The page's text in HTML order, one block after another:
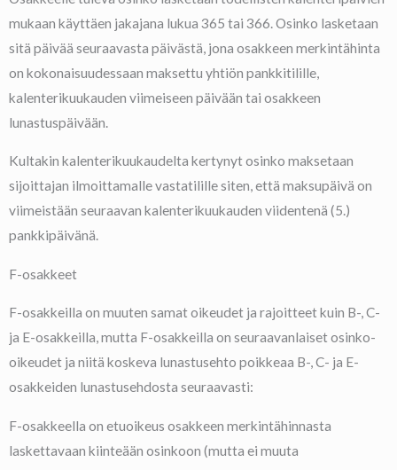
mukaan käyttäen jakajana lukua 365 tai 366. Osinko lasketaan
sitä päivää seuraavasta päivästä, jona osakkeen merkintähinta
on kokonaisuudessaan maksettu yhtiön pankkitilille,
kalenterikuukauden viimeiseen päivään tai osakkeen
lunastuspäivään.
Kultakin kalenterikuukaudelta kertynyt osinko maksetaan
sijoittajan ilmoittamalle vastatilille siten, että maksupäivä on
viimeistään seuraavan kalenterikuukauden viidentenä (5.)
pankkipäivänä.
F-osakkeet
F-osakkeilla on muuten samat oikeudet ja rajoitteet kuin B-, C-
ja E-osakkeilla, mutta F-osakkeilla on seuraavanlaiset osinko-
oikeudet ja niitä koskeva lunastusehto poikkeaa B-, C- ja E-
osakkeiden lunastusehdosta seuraavasti:
F-osakkeella on etuoikeus osakkeen merkintähinnasta
laskettavaan kiinteään osinkoon (mutta ei muuta